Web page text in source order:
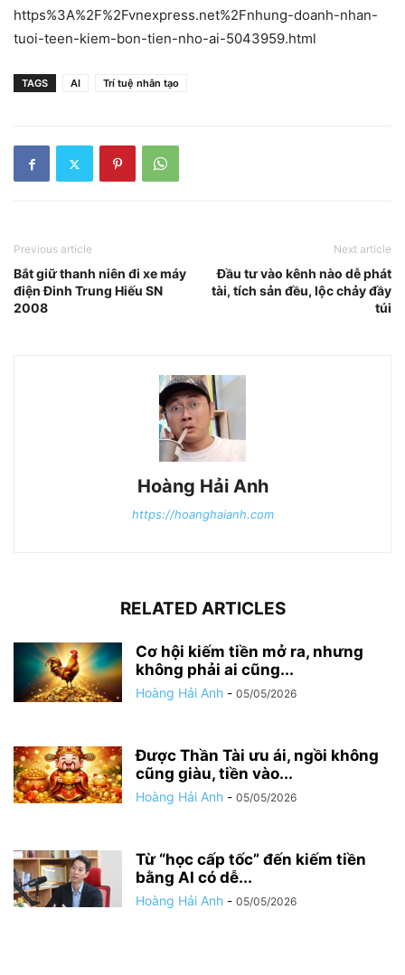
https%3A%2F%2Fvnexpress.net%2Fnhung-doanh-nhan-
tuoi-teen-kiem-bon-tien-nho-ai-5043959.html
TAGS AI Trí tuệ nhân tạo
Previous article
Bắt giữ thanh niên đi xe máy
điện Đinh Trung Hiếu SN
2008
Next article
Đầu tư vào kênh nào dễ phát
tài, tích sản đều, lộc chảy đầy
túi
Hoàng Hải Anh
https://hoanghaianh.com
RELATED ARTICLES
Cơ hội kiếm tiền mở ra, nhưng
không phải ai cũng...
Hoàng Hải Anh - 05/05/2026
Được Thần Tài ưu ái, ngồi không
cũng giàu, tiền vào...
Hoàng Hải Anh - 05/05/2026
Từ “học cấp tốc” đến kiếm tiền
bằng AI có dễ...
Hoàng Hải Anh - 05/05/2026